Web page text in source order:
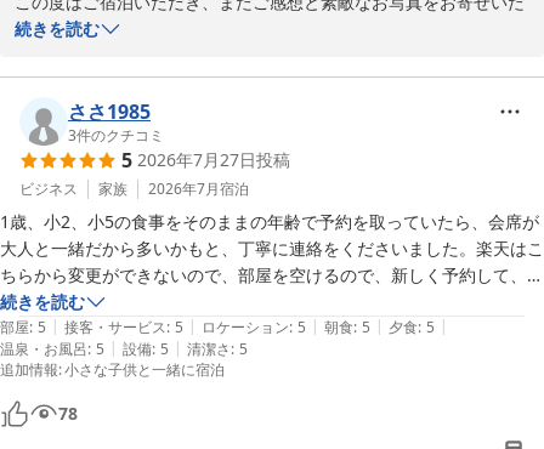
だき誠にありがとうございます。
光栄に存じます。特に、昭和天皇にもご宿泊いただいた歴史ある庭
園をお気に召していただけたご様子を嬉しく拝読いたしました。
また、お食事につきましても落ち着いた雰囲気の中でお楽しみいた
だけたこと、温泉の和風な趣にもご満足いただけたことは、私ども
にとって何よりの励みでございます。
一方で、自動販売機につきましてはご不便をおかけし申し訳ござい
ませんでした。いただいたご意見を参考に、より快適にお過ごしい
ただける環境づくりに努めてまいります。
これからも歴史ある庭園と温泉、お料理を通じて心安らぐひととき
をご提供できますよう精進してまいります。またのお越しを心より
お待ち申し上げております。
玉造温泉 湯之助の宿 長楽園
2026-06-04
続きを読む
ささ1985
3件のクチコミ
5 2026年7月27日投稿
ビジネス 家族 2026年7月宿泊
1歳、小2、小5の食事をそのままの年齢で予約を取っていたら、会席が
大人と一緒だから多いかもと、丁寧に連絡をくださいました。楽天はこ
ちらから変更ができないので、部屋を空けるので、新しく予約して、前
のをキャンセルしたらいいと教えていただいて、わかりやすかったで
す。結局、幼児・布団食事なし1名、幼児・布団食事あり2名で予約し
なおしました。うちは少食なので、変更がほんとうにありがたかったで
す。
食事を家族みんな、とってもおいしかったと喜んでいましたし、混浴風
呂にみんなで入れてすごく楽しかったです。すごく広くて夕方も夜も入
続きを読む
部屋: 5 | 接客・サービス: 5 | ロケーション: 5 | 朝食: 5 | 夕食: 5 |
温泉・お風呂: 5 | 設備: 5 | 清潔さ: 5
追加情報:小さな子供と一緒に宿泊
78